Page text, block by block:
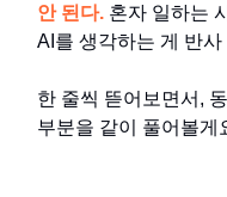
안 된다. 혼자 일하는
AI를 생각하는 게 반
한 줄씩 뜯어보면서,
부분을 같이 풀어볼게